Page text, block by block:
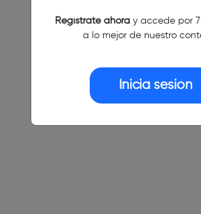
Regístrate ahoray accede por
a lo mejor de nuestro
Inicia sesión